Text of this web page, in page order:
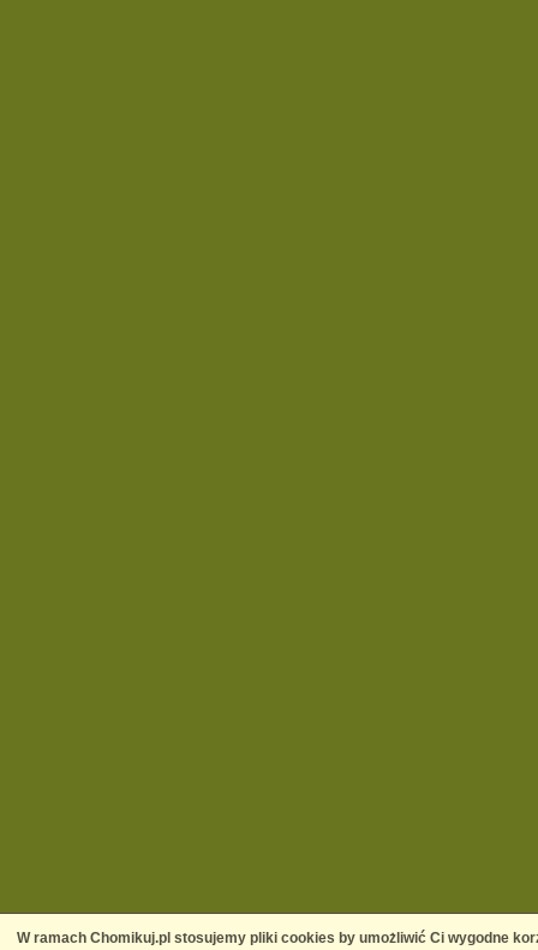
W ramach Chomikuj.pl stosujemy pliki cookies by umożliwić Ci wygodne